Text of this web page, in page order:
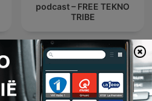
podcast – FREE TEKNO
TRIBE